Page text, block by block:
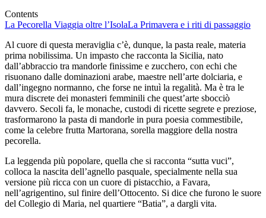
Contents
La Pecorella Viaggia oltre l’IsolaLa Primavera e i riti di passaggio
Al cuore di questa meraviglia c’è, dunque, la pasta reale, materia
prima nobilissima. Un impasto che racconta la Sicilia, nato
dall’abbraccio tra mandorle finissime e zucchero, con echi che
risuonano dalle dominazioni arabe, maestre nell’arte dolciaria, e
dall’ingegno normanno, che forse ne intuì la regalità. Ma è tra le
mura discrete dei monasteri femminili che quest’arte sbocciò
davvero. Secoli fa, le monache, custodi di ricette segrete e preziose,
trasformarono la pasta di mandorle in pura poesia commestibile,
come la celebre frutta Martorana, sorella maggiore della nostra
pecorella.
La leggenda più popolare, quella che si racconta “sutta vuci”,
colloca la nascita dell’agnello pasquale, specialmente nella sua
versione più ricca con un cuore di pistacchio, a Favara,
nell’agrigentino, sul finire dell’Ottocento. Si dice che furono le suore
del Collegio di Maria, nel quartiere “Batia”, a dargli vita.